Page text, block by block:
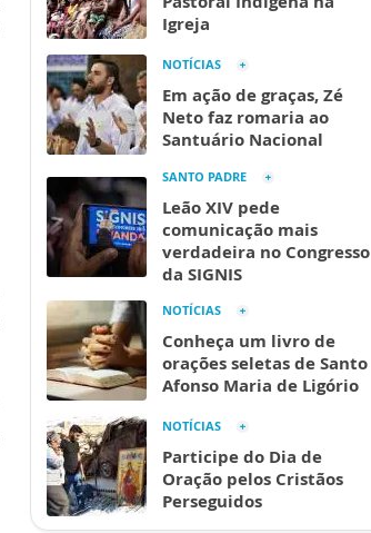
Igreja
NOTÍCIAS
Em ação de graças, Zé
Neto faz romaria ao
Santuário Nacional
SANTO PADRE
Leão XIV pede
comunicação mais
verdadeira no Congresso
da SIGNIS
NOTÍCIAS
Conheça um livro de
orações seletas de Santo
Afonso Maria de Ligório
NOTÍCIAS
Participe do Dia de
Oração pelos Cristãos
Perseguidos